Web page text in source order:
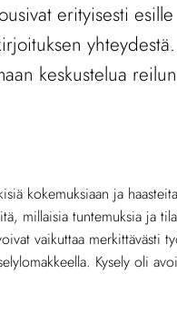
erityisesti esille
keskustelua
kokemuksiaan ja
millaisia tuntemuksia ja
vaikuttaa merkittävästi
Kysely oli